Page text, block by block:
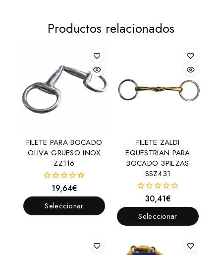
Productos relacionados
FILETE PARA BOCADO
OLIVA GRUESO INOX
ZZ116
fuera
de
5
19,64€
Seleccionar
FILETE ZALDI
EQUESTRIAN PARA
BOCADO 3PIEZAS
SSZ431
fuera
de
5
30,41€
Seleccionar